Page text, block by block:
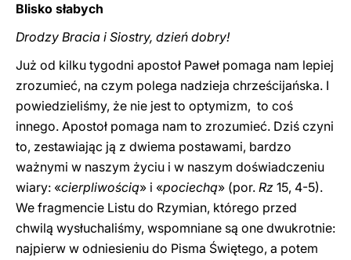
Blisko słabych
Drodzy Bracia i Siostry, dzień dobry!
Już od kilku tygodni apostoł Paweł pomaga nam lepiej
zrozumieć, na czym polega nadzieja chrześcijańska. I
powiedzieliśmy, że nie jest to optymizm, to coś
innego. Apostoł pomaga nam to zrozumieć. Dziś czyni
to, zestawiając ją z dwiema postawami, bardzo
ważnymi w naszym życiu i w naszym doświadczeniu
wiary: «cierpliwością» i «pociechą» (por. Rz 15, 4-5).
We fragmencie Listu do Rzymian, którego przed
chwilą wysłuchaliśmy, wspomniane są one dwukrotnie:
najpierw w odniesieniu do Pisma Świętego, a potem